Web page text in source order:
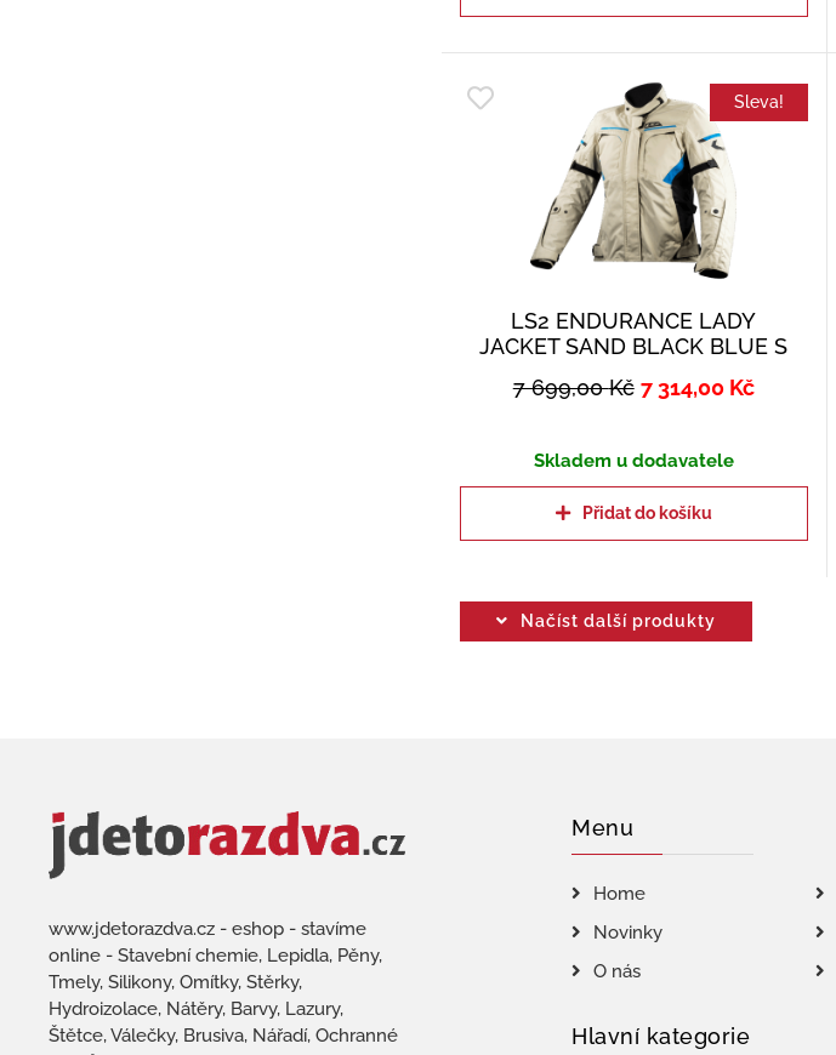
Sleva!
LS2 ENDURANCE LADY
JACKET SAND BLACK BLUE S
7 699,00Kč 7 314,00 Kč
Skladem u dodavatele
Přidat do košíku
Načíst další produkty
www.jdetorazdva.cz - eshop - stavíme
online - Stavební chemie, Lepidla, Pěny,
Tmely, Silikony, Omítky, Stěrky,
Hydroizolace, Nátěry, Barvy, Lazury,
Štětce, Válečky, Brusiva, Nářadí, Ochranné
Menu
Home
Novinky
O nás
Hlavní kategorie